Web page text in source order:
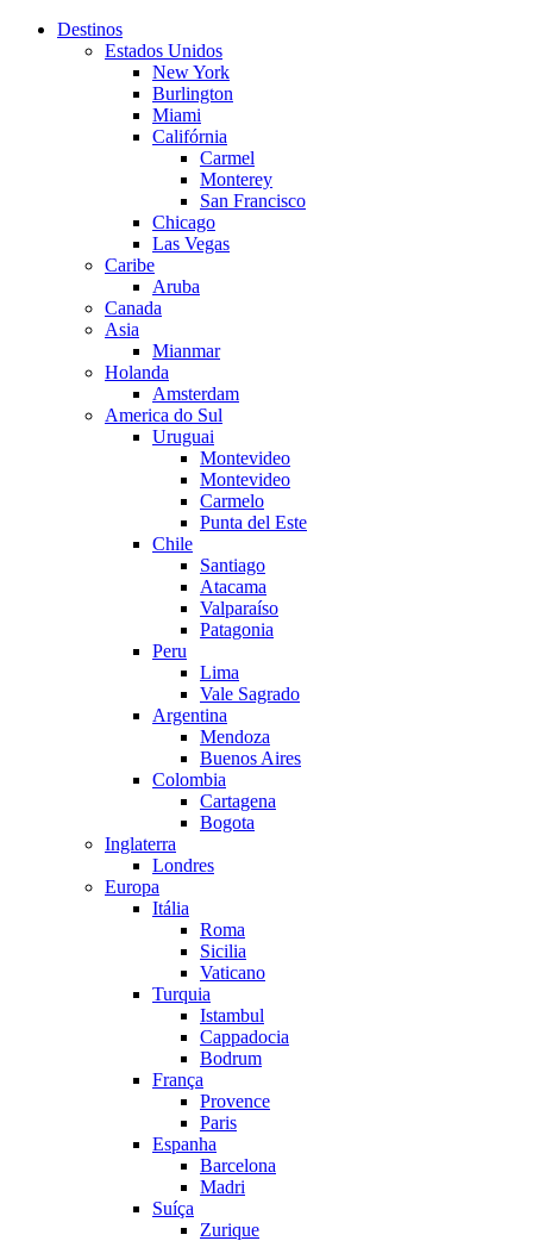
Destinos
Estados Unidos
New York
Burlington
Miami
Califórnia
Carmel
Monterey
San Francisco
Chicago
Las Vegas
Caribe
Aruba
Canada
Asia
Mianmar
Holanda
Amsterdam
America do Sul
Uruguai
Montevideo
Montevideo
Carmelo
Punta del Este
Chile
Santiago
Atacama
Valparaíso
Patagonia
Peru
Lima
Vale Sagrado
Argentina
Mendoza
Buenos Aires
Colombia
Cartagena
Bogota
Inglaterra
Londres
Europa
Itália
Roma
Sicilia
Vaticano
Turquia
Istambul
Cappadocia
Bodrum
França
Provence
Paris
Espanha
Barcelona
Madri
Suíça
Zurique